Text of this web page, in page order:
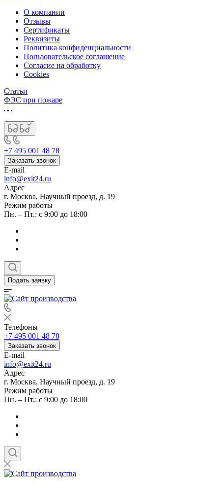
О компании
Отзывы
Сертификаты
Реквизиты
Политика конфиденциальности
Пользовательское соглашение
Согласие на обработку
Cookies
Статьи
ФЭС при пожаре
+7 495 001 48 78
Заказать звонок
E-mail
info@exit24.ru
Адрес
г. Москва, Научный проезд, д. 19
Режим работы
Пн. – Пт.: с 9:00 до 18:00
Подать заявку
Телефоны
+7 495 001 48 78
Заказать звонок
E-mail
info@exit24.ru
Адрес
г. Москва, Научный проезд, д. 19
Режим работы
Пн. – Пт.: с 9:00 до 18:00